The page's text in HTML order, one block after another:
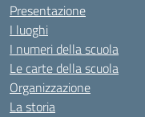
Presentazione
I luoghi
I numeri della scuola
Le carte della scuola
Organizzazione
La storia